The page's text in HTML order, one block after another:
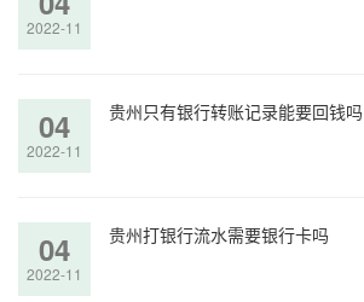
2022-11
04
2022-11
贵州只有银行转账记录能要回钱吗
04
2022-11
贵州打银行流水需要银行卡吗